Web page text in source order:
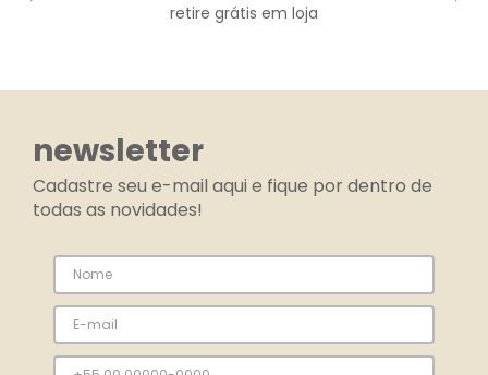
retire grátis em loja
newsletter
Cadastre seu e-mail aqui e fique por dentro de
todas as novidades!